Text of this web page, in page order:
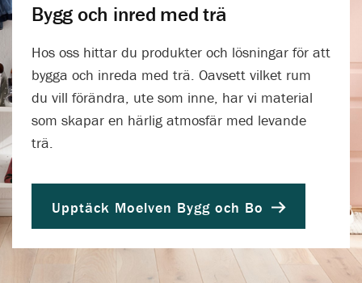
Bygg och inred med trä
Hos oss hittar du produkter och lösningar för att
bygga och inreda med trä. Oavsett vilket rum
du vill förändra, ute som inne, har vi material
som skapar en härlig atmosfär med levande
trä.
Upptäck Moelven Bygg och Bo